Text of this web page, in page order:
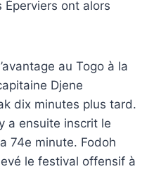
Éperviers ont alors
au Togo à la
Djene
dix minutes plus tard.
a ensuite inscrit le
74e minute. Fodoh
le festival offensif à